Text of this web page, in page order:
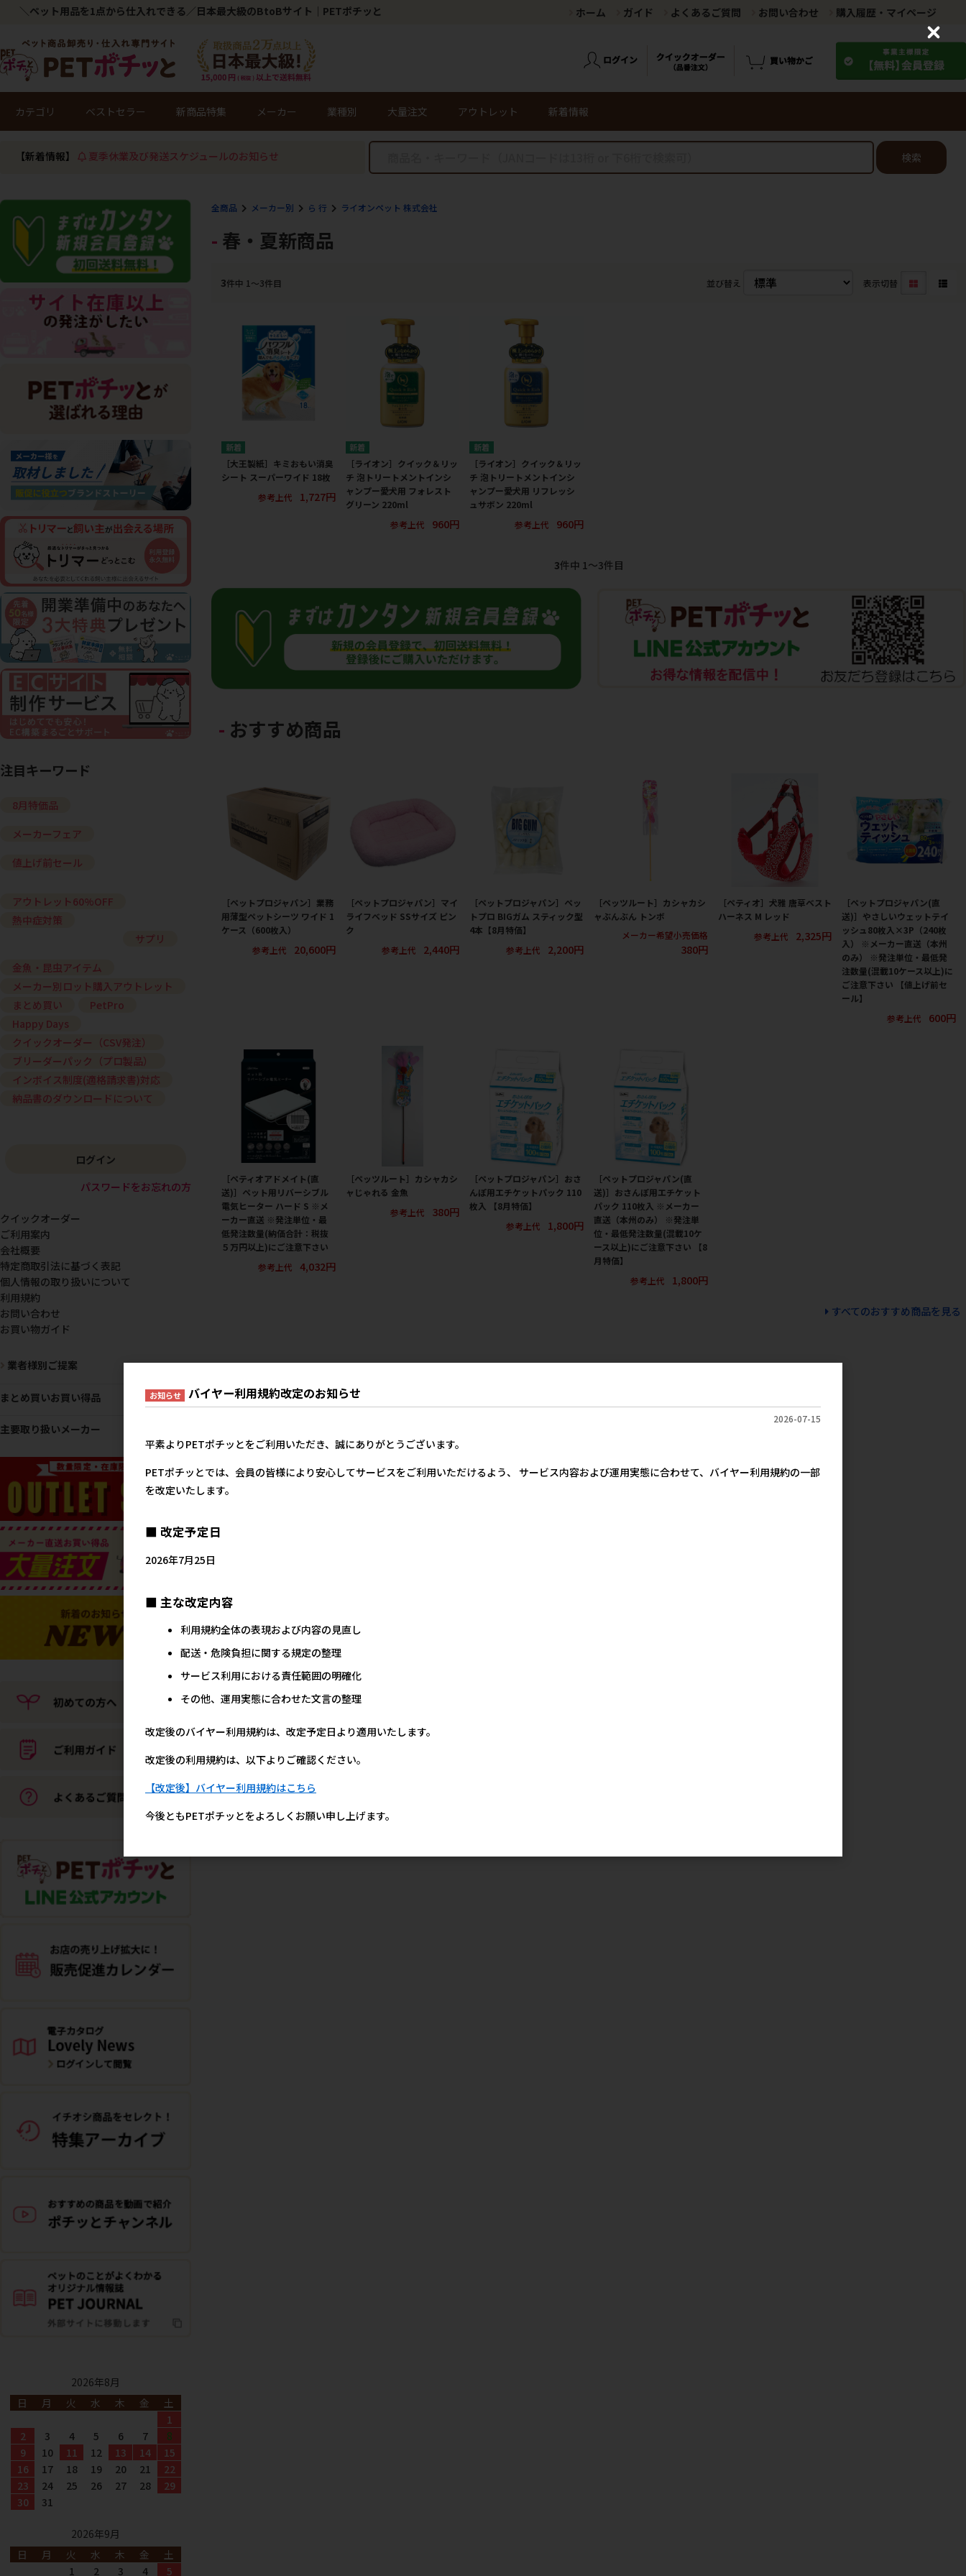
＼ペット用品を1点から仕入れできる／日本最大級のBtoBサイト｜PETポチッと ホーム ガイド よくあるご質問 お問い合わせ 購入履歴・マイページ
カテゴリ ベストセラー 新商品特集 メーカー 業種別 大量注文 アウトレット 新着情報
【新着情報】 夏季休業及び発送スケジュールのお知らせ 検索
全商品 メーカー別 ら 行 ライオンペット 株式会社
春・夏新商品
3件中 1〜3件目 並び替え 表示切替
［大王製紙］キミおもい消臭
シート スーパーワイド 18枚
参考上代
1,727円
［ライオン］クイック＆リッ
チ 泡トリートメントインシ
ャンプー愛犬用 フォレスト
グリーン 220ml
参考上代
960円
［ライオン］クイック＆リッ
チ 泡トリートメントインシ
ャンプー愛犬用 リフレッシ
ュサボン 220ml
参考上代
960円
3件中 1〜3件目
おすすめ商品
［ペットプロジャパン］業務
用薄型ペットシーツ ワイド 1
ケース（600枚入）
参考上代
20,600円
［ペットプロジャパン］マイ
ライフベッド SSサイズ ピン
ク
参考上代
2,440円
［ペットプロジャパン］ペッ
トプロ BIGガム スティック型
4本【8月特価】
参考上代
2,200円
［ペッツルート］カシャカシ
ャぶんぶん トンボ
メーカー希望小売価格
380円
［ペティオ］犬雅 唐草ベスト
ハーネス M レッド
参考上代
2,325円
［ペットプロジャパン(直
送)］やさしいウェットテイ
ッシュ80枚入×3P（240枚
入） ※メーカー直送（本州
のみ） ※発注単位・最低発
注数量(混載10ケース以上)に
ご注意下さい 【値上げ前セ
ール】
参考上代
600円
［ペティオアドメイト(直
送)］ペット用リバーシブル
電気ヒーター ハード S ※メ
ーカー直送 ※発注単位・最
低発注数量(納価合計：税抜
５万円以上)にご注意下さい
参考上代
4,032円
［ペッツルート］カシャカシ
ャじゃれる 金魚
参考上代
380円
［ペットプロジャパン］おさ
んぽ用エチケットパック 110
枚入 【8月特価】
参考上代
1,800円
［ペットプロジャパン(直
送)］おさんぽ用エチケット
パック 110枚入 ※メーカー
直送（本州のみ） ※発注単
位・最低発注数量(混載10ケ
ース以上)にご注意下さい 【8
月特価】
参考上代
1,800円
すべてのおすすめ商品を見る
注目キーワード
8月特価品
メーカーフェア
値上げ前セール
アウトレット60%OFF
熱中症対策
サプリ
金魚・昆虫アイテム
メーカー別ロット購入アウトレット
まとめ買い
PetPro
Happy Days
クイックオーダー（CSV発注）
ブリーダーパック（プロ製品）
インボイス制度(適格請求書)対応
納品書のダウンロードについて
ログイン
パスワードをお忘れの方
クイックオーダー
ご利用案内
会社概要
特定商取引法に基づく表記
個人情報の取り扱いについて
利用規約
お問い合わせ
お買い物ガイド
業者様別ご提案
まとめ買いお買い得品
主要取り扱いメーカー
2026年8月
日
月 火 水 木 金
土
1
2
3 4 5 6 7
8
9
10 11 12 13 14
15
16
17 18 19 20 21
22
23
24 25 26 27 28
29
30
31
2026年9月
日
月 火 水 木 金
土
1
2 3 4 5
お知らせ バイヤー利用規約改定のお知らせ
2026-07-15
平素よりPETポチッとをご利用いただき、誠にありがとうございます。
PETポチッとでは、会員の皆様により安心してサービスをご利用いただけるよう、 サービス内容および運用実態に合わせて、バイヤー利用規約の一部
を改定いたします。
■ 改定予定日
2026年7月25日
■ 主な改定内容
利用規約全体の表現および内容の見直し
配送・危険負担に関する規定の整理
サービス利用における責任範囲の明確化
その他、運用実態に合わせた文言の整理
改定後のバイヤー利用規約は、改定予定日より適用いたします。
改定後の利用規約は、以下よりご確認ください。
【改定後】バイヤー利用規約はこちら
今後ともPETポチッとをよろしくお願い申し上げます。
C
o
s
e